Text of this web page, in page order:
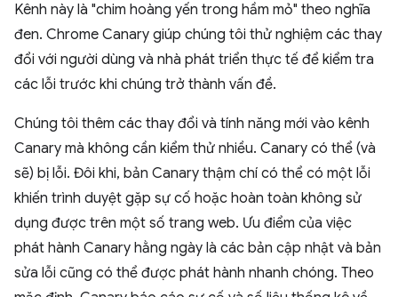
Kênh này là "chim hoàng yến trong hầm mỏ" theo nghĩa
đen. Chrome Canary giúp chúng tôi thử nghiệm các thay
đổi với người dùng và nhà phát triển thực tế để kiểm tra
các lỗi trước khi chúng trở thành vấn đề.
Chúng tôi thêm các thay đổi và tính năng mới vào kênh
Canary mà không cần kiểm thử nhiều. Canary có thể (và
sẽ) bị lỗi. Đôi khi, bản Canary thậm chí có thể có một lỗi
khiến trình duyệt gặp sự cố hoặc hoàn toàn không sử
dụng được trên một số trang web. Ưu điểm của việc
phát hành Canary hằng ngày là các bản cập nhật và bản
sửa lỗi cũng có thể được phát hành nhanh chóng. Theo